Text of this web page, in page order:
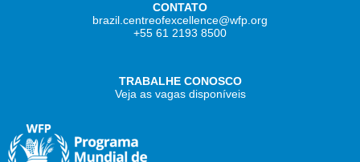
CONTATO
brazil.centreofexcellence@wfp.org
+55 61 2193 8500
TRABALHE CONOSCO
Veja as vagas disponíveis